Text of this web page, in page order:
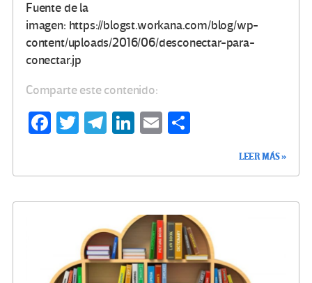
Fuente de la
imagen: https://blogst.workana.com/blog/wp-
content/uploads/2016/06/desconectar-para-
conectar.jp
Comparte este contenido:
Fa T
Te Li
n
E
ar
tir
LEER MÁS »